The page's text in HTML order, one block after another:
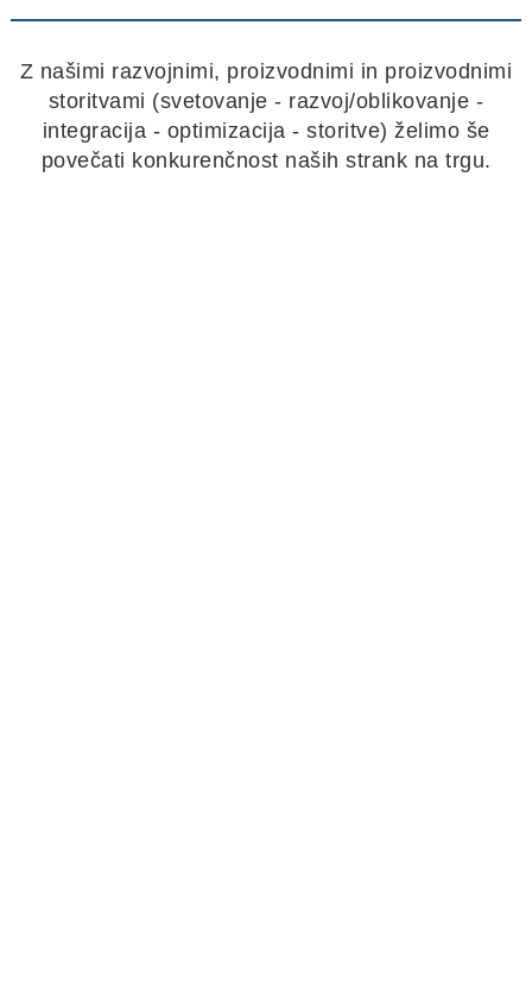
Z našimi razvojnimi, proizvodnimi in proizvodnimi
storitvami (svetovanje - razvoj/oblikovanje -
integracija - optimizacija - storitve) želimo še
povečati konkurenčnost naših strank na trgu.